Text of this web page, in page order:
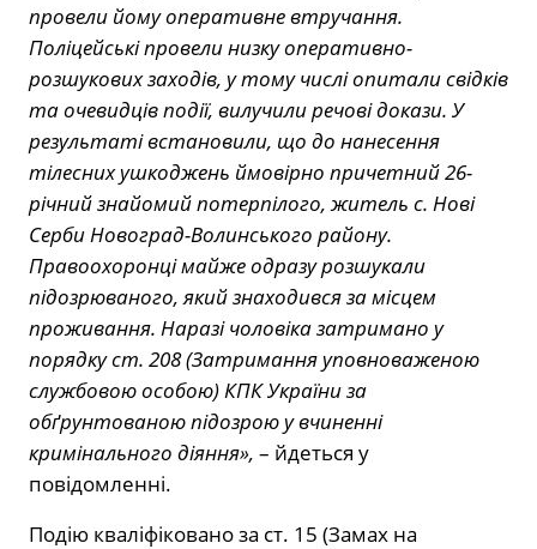
провели йому оперативне втручання.
Поліцейські провели низку оперативно-
розшукових заходів, у тому числі опитали свідків
та очевидців події, вилучили речові докази. У
результаті встановили, що до нанесення
тілесних ушкоджень ймовірно причетний 26-
річний знайомий потерпілого, житель с. Нові
Серби Новоград-Волинського району.
Правоохоронці майже одразу розшукали
підозрюваного, який знаходився за місцем
проживання. Наразі чоловіка затримано у
порядку ст. 208 (Затримання уповноваженою
службовою особою) КПК України за
обґрунтованою підозрою у вчиненні
кримінального діяння», – йдеться у
повідомленні.
Подію кваліфіковано за ст. 15 (Замах на